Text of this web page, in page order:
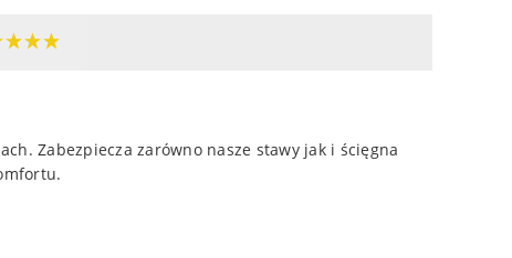
Zabezpiecza zarówno nasze stawy jak i ścięgna